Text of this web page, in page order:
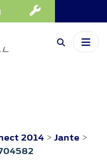
2014 > Jante >